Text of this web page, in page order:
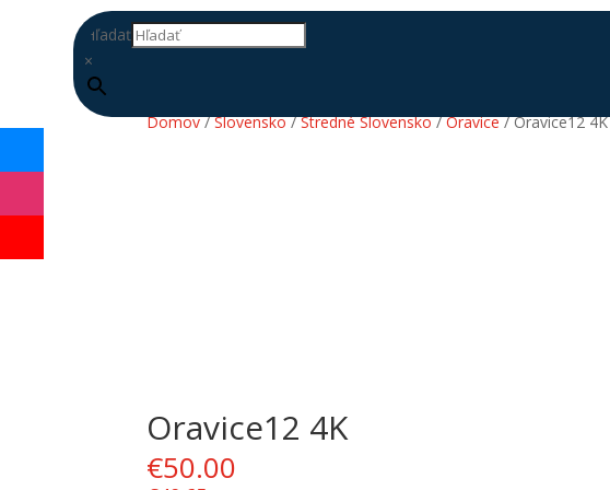
Hľadať
×
Domov/Slovensko/Stredné Slovensko/Oravice/ Oravice12 4K
Oravice12 4K
€50.00